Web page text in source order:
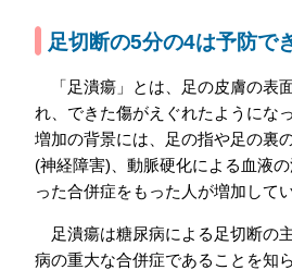
足切断の5分の4は予防で
「足潰瘍」とは、足の皮膚の表
れ、できた傷がえぐれたようにな
増加の背景には、足の指や足の裏
(神経障害)、動脈硬化による血液
った合併症をもった人が増加して
足潰瘍は糖尿病による足切断の
病の重大な合併症であることを知